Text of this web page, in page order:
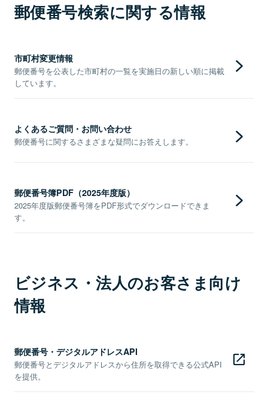
郵便番号検索に関する情報
市町村変更情報
郵便番号を公表した市町村の一覧を実施日の新しい順に掲載
しています。
よくあるご質問・お問い合わせ
郵便番号に関するさまざまな疑問にお答えします。
郵便番号簿PDF（2025年度版）
2025年度版郵便番号簿をPDF形式でダウンロードできま
す。
ビジネス・法人のお客さま向け
情報
郵便番号・デジタルアドレスAPI
郵便番号とデジタルアドレスから住所を取得できる公式API
を提供。